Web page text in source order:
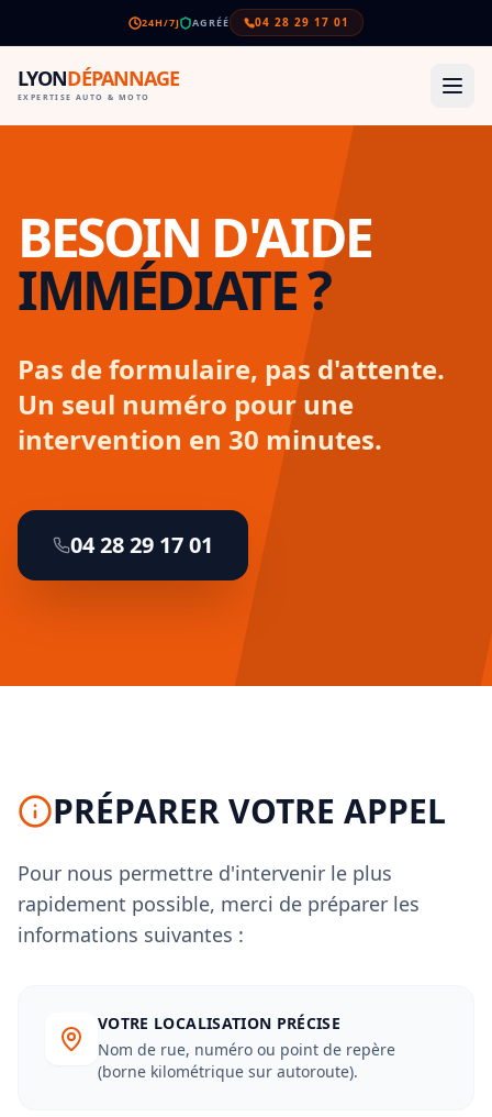
24H/7J AGRÉÉ 04 28 29 17 01
LYONDÉPANNAGE
EXPERTISE AUTO & MOTO
BESOIN D'AIDE
IMMÉDIATE ?
Pas de formulaire, pas d'attente.
Un seul numéro pour une
intervention en 30 minutes.
04 28 29 17 01
PRÉPARER VOTRE APPEL
Pour nous permettre d'intervenir le plus
rapidement possible, merci de préparer les
informations suivantes :
VOTRE LOCALISATION PRÉCISE
Nom de rue, numéro ou point de repère
(borne kilométrique sur autoroute).